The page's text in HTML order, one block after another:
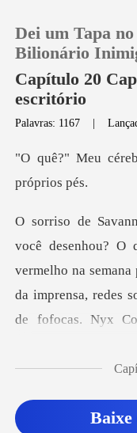
Loja
Sair
Baixar App
Dei um Tapa
Bilionário
Capítulo 20
escritório
Palavras: 1167 |
vermelho na semana
da imprensa, redes
Baixe